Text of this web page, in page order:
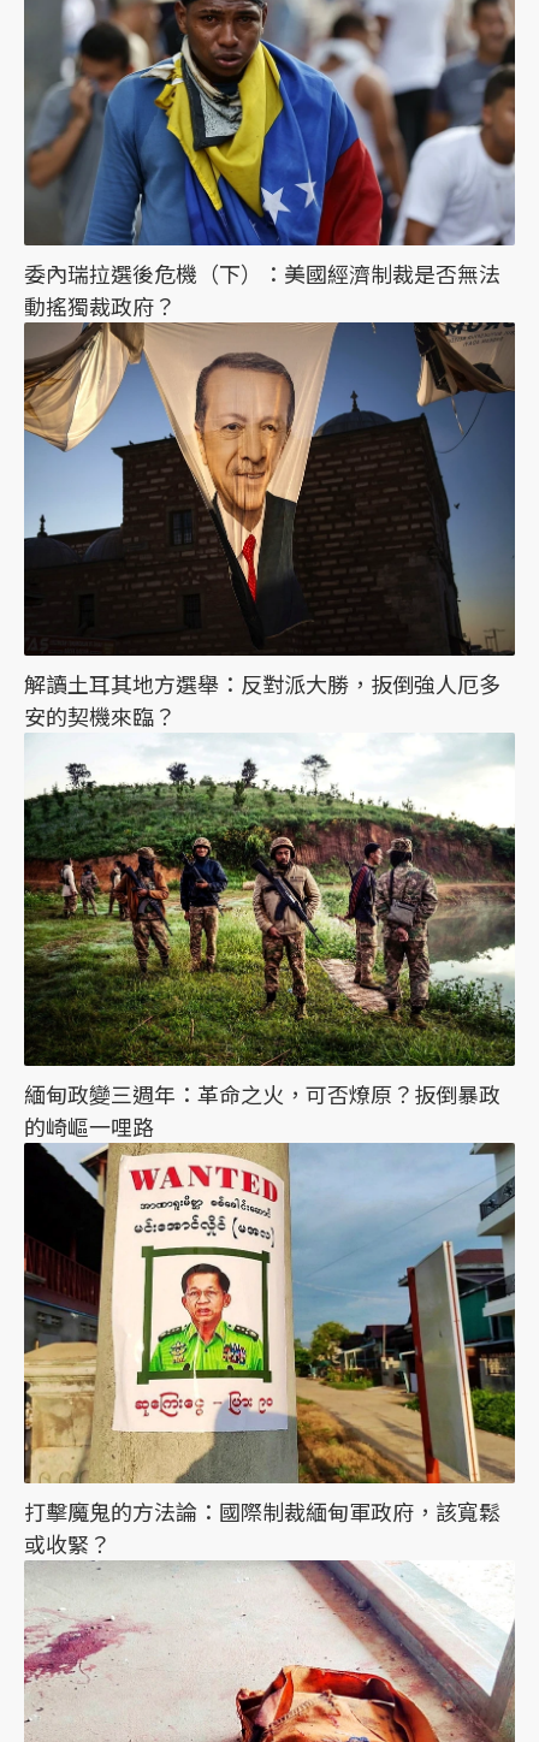
委內瑞拉選後危機（下）：美國經濟制裁是否無法
動搖獨裁政府？
解讀土耳其地方選舉：反對派大勝，扳倒強人厄多
安的契機來臨？
緬甸政變三週年：革命之火，可否燎原？扳倒暴政
的崎嶇一哩路
打擊魔鬼的方法論：國際制裁緬甸軍政府，該寬鬆
或收緊？